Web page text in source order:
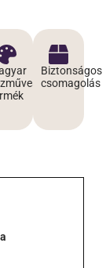
Biztonságos
csomagolás